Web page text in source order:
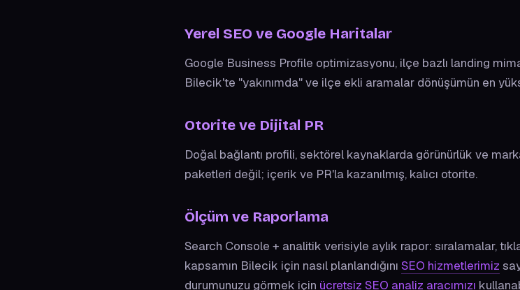
Yerel SEO ve Google Haritalar
Google Business Profile optimizasyonu, ilçe bazlı landing
Bilecik'te "yakınımda" ve ilçe ekli aramalar dönüşümün en
Otorite ve Dijital PR
Doğal bağlantı profili, sektörel kaynaklarda görünürlük ve
paketleri değil; içerik ve PR'la kazanılmış, kalıcı otorite.
Ölçüm ve Raporlama
Search Console + analitik verisiyle aylık rapor: sıralamalar,
kapsamın Bilecik için nasıl planlandığını SEO hizmetlerimiz
durumunuzu görmek için ücretsiz SEO analiz aracımızı